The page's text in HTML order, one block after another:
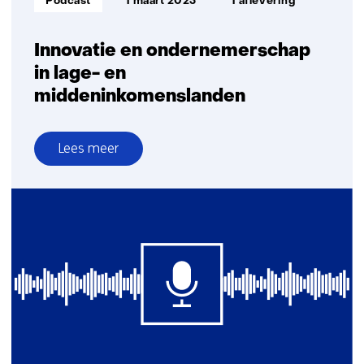
Innovatie en ondernemerschap
in lage- en
middeninkomenslanden
Lees meer
over
Innovatie
lage-
middeninkomenslanden